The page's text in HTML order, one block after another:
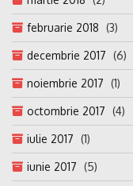
februarie 2018 (3)
decembrie 2017 (6)
noiembrie 2017 (1)
octombrie 2017 (4)
iulie 2017 (1)
iunie 2017 (5)